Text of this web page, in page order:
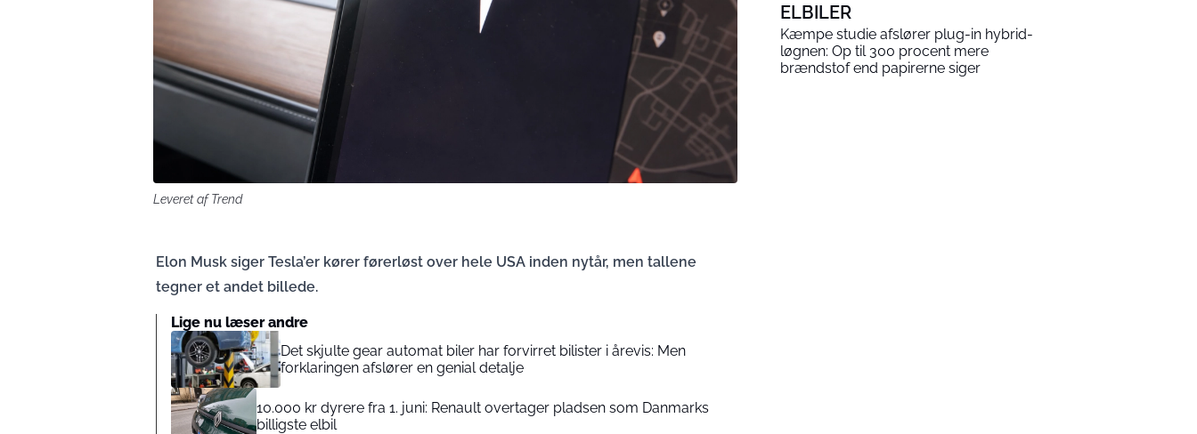
Leveret af Trend
Elon Musk siger Tesla’er kører førerløst over hele USA inden nytår, men tallene
tegner et andet billede.
Lige nu læser andre
Det skjulte gear automat biler har forvirret bilister i årevis: Men
forklaringen afslører en genial detalje
10.000 kr dyrere fra 1. juni: Renault overtager pladsen som Danmarks
billigste elbil
ELBILER
Kæmpe studie afslører plug-in hybrid-
løgnen: Op til 300 procent mere
brændstof end papirerne siger